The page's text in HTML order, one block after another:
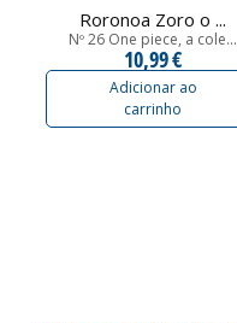
Roronoa Zoro o ...
Nº 26 One piece, a cole...
10,99 €
Adicionar ao
carrinho